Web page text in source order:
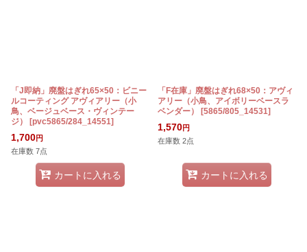
「J即納」廃盤はぎれ65×50：ビニー
ルコーティング アヴィアリー（小
鳥、ベージュベース・ヴィンテー
ジ）
[pvc5865/284_14551]
1,700円
在庫数 7点
カートに入れる
「F在庫」廃盤はぎれ68×50：アヴィ
アリー（小鳥、アイボリーベースラ
ベンダー）
[5865/805_14531]
1,570円
在庫数 2点
カートに入れる